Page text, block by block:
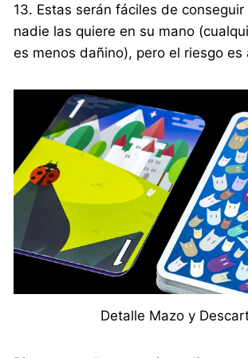
13. Estas serán fáciles de
nadie las quiere en su mano
es menos dañino), pero el riesgo es
Detalle Mazo y